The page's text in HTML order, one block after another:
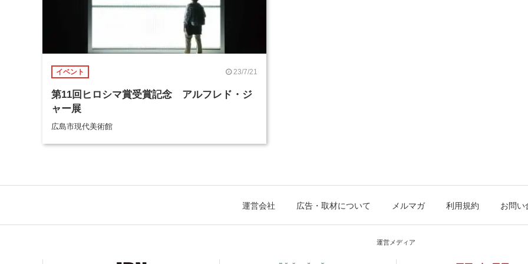
イベント 23/7/21
第11回ヒロシマ賞受賞記念 アルフレド・ジ
ャー展
広島市現代美術館
運営会社 広告・取材について メルマガ 利用規約 お問い
運営メディア